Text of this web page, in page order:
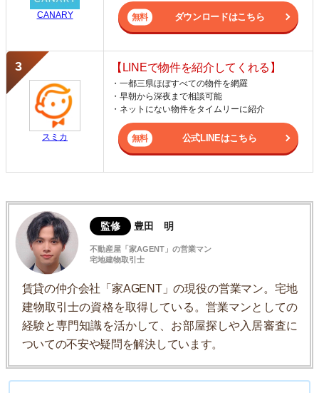
CANARY ダウンロードはこちら
スミカ
【LINEで物件を紹介してくれる】
・一都三県ほぼすべての物件を網羅
・早朝から深夜まで相談可能
・ネットにない物件をタイムリーに紹介
公式LINEはこちら
監修 豊田 明
不動産屋「家AGENT」の営業マン
宅地建物取引士
賃貸の仲介会社「家AGENT」の現役の営業マン。宅地
建物取引士の資格を取得している。営業マンとしての
経験と専門知識を活かして、お部屋探しや入居審査に
ついての不安や疑問を解決しています。